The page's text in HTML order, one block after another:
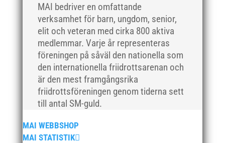
MAI bedriver en omfattande
verksamhet för barn, ungdom, senior,
elit och veteran med cirka 800 aktiva
medlemmar. Varje år representeras
föreningen på såväl den nationella som
den internationella friidrottsarenan och
är den mest framgångsrika
friidrottsföreningen genom tiderna sett
till antal SM-guld.
MAI WEBBSHOP
MAI STATISTIK
december 2017
november 2017
oktober 2017
september 2017
augusti 2017
juli 2017
juni 2017
maj 2017
april 2017